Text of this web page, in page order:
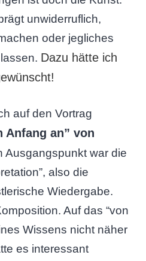
unwiderruflich,
oder jegliches
Dazu hätte ich
auf den Vortrag
Anfang an” von
Ausgangspunkt war die
also die
Wiedergabe.
Auf das “von
Wissens nicht näher
es interessant